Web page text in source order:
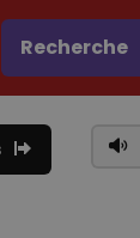
Recherche